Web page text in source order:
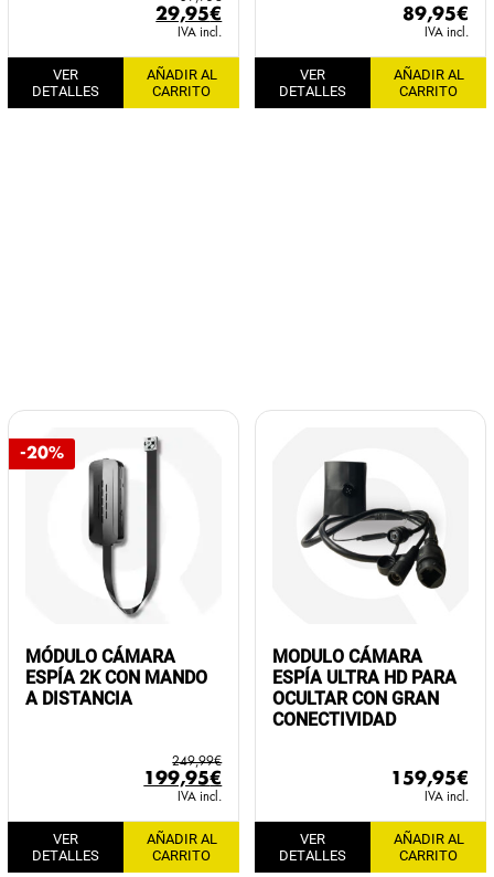
El
precio
original
era:
39,95€.
29,95€
precio
actual
29,95€.
IVA incl.
VER
DETALLES
AÑADIR AL
CARRITO
89,95€
IVA incl.
VER
DETALLES
AÑADIR AL
CARRITO
-20%
MÓDULO CÁMARA
ESPÍA 2K CON MANDO
A DISTANCIA
249,99€
El
precio
original
era:
249,99€.
199,95€
precio
actual
199,95€.
IVA incl.
VER
DETALLES
AÑADIR AL
CARRITO
MODULO CÁMARA
ESPÍA ULTRA HD PARA
OCULTAR CON GRAN
CONECTIVIDAD
159,95€
IVA incl.
VER
DETALLES
AÑADIR AL
CARRITO